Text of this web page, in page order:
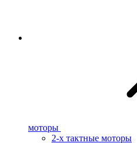
моторы
2-х тактные моторы